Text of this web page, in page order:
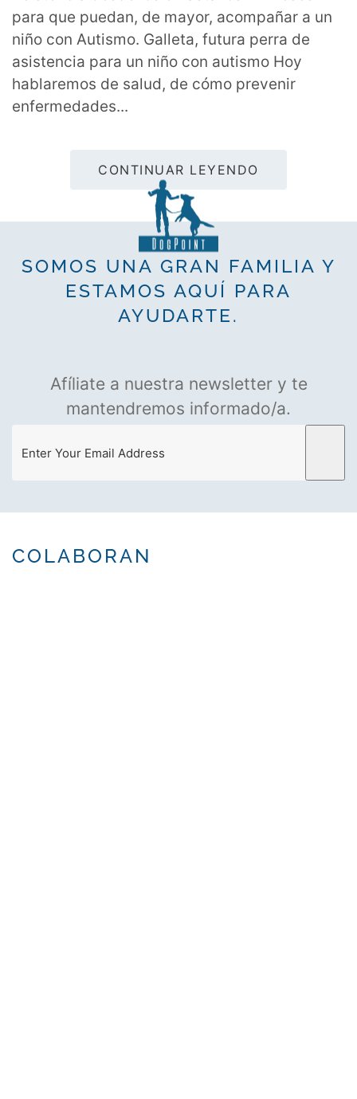
para que puedan, de mayor, acompañar a un
niño con Autismo. Galleta, futura perra de
asistencia para un niño con autismo Hoy
hablaremos de salud, de cómo prevenir
enfermedades...
CONTINUAR LEYENDO
SOMOS UNA GRAN FAMILIA Y
ESTAMOS AQUÍ PARA
AYUDARTE.
Afíliate a nuestra newsletter y te
mantendremos informado/a.
COLABORAN